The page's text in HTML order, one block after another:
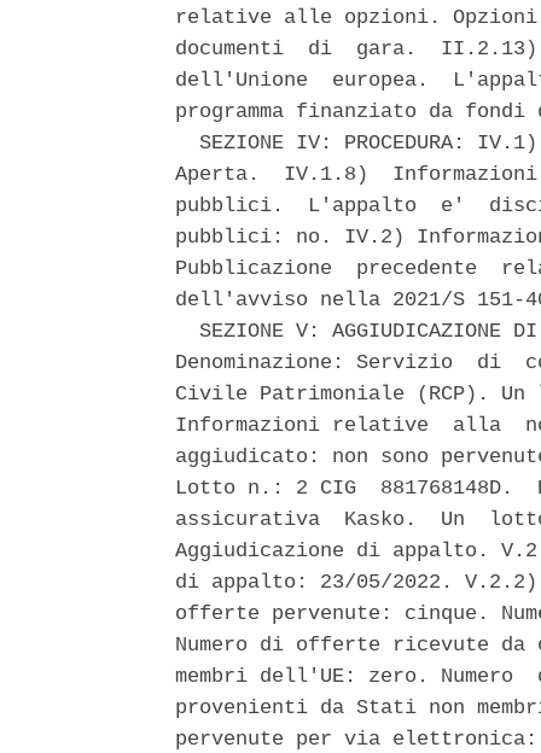
relative alle opzioni.
documenti  di  gara.
dell'Unione  europea.
programma finanziato da
SEZIONE IV: PROCEDURA:
Aperta.  IV.1.8)
pubblici.  L'appalto  e'
pubblici: no. IV.2)
Pubblicazione  precedente
dell'avviso nella 2021/S 151-
SEZIONE V: AGGIUDICAZIONE
Denominazione: Servizio  di
Civile Patrimoniale (RCP).
Informazioni relative  alla
aggiudicato: non sono
Lotto n.: 2 CIG  881768148D.
assicurativa  Kasko.  Un
Aggiudicazione di appalto.
di appalto: 23/05/2022.
offerte pervenute: cinque.
Numero di offerte ricevute
membri dell'UE: zero.
provenienti da Stati non
pervenute per via